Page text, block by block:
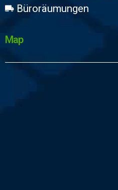
Büroräumungen
Map